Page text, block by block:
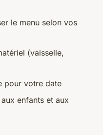
le menu selon vos
(vaisselle,
pour votre date
enfants et aux